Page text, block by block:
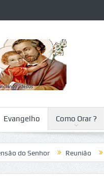
Evangelho Como Orar ?
Senhor Reunião